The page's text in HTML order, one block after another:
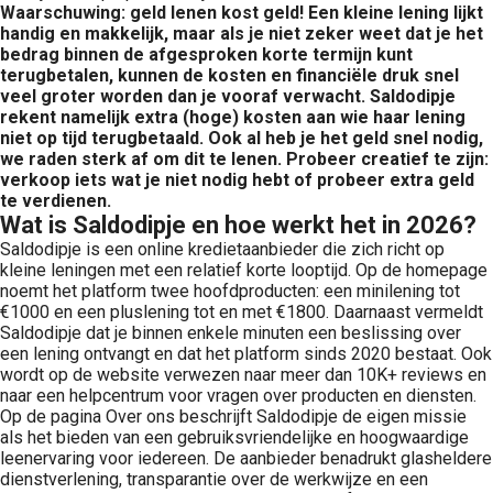
Waarschuwing: geld lenen kost geld! Een kleine lening lijkt
handig en makkelijk, maar als je niet zeker weet dat je het
bedrag binnen de afgesproken korte termijn kunt
terugbetalen, kunnen de kosten en financiële druk snel
veel groter worden dan je vooraf verwacht. Saldodipje
rekent namelijk extra (hoge) kosten aan wie haar lening
niet op tijd terugbetaald. Ook al heb je het geld snel nodig,
we raden sterk af om dit te lenen. Probeer creatief te zijn:
verkoop iets wat je niet nodig hebt of probeer extra geld
te verdienen.
Wat is Saldodipje en hoe werkt het in 2026?
Saldodipje is een online kredietaanbieder die zich richt op
kleine leningen met een relatief korte looptijd. Op de homepage
noemt het platform twee hoofdproducten: een minilening tot
€1000 en een pluslening tot en met €1800. Daarnaast vermeldt
Saldodipje dat je binnen enkele minuten een beslissing over
een lening ontvangt en dat het platform sinds 2020 bestaat. Ook
wordt op de website verwezen naar meer dan 10K+ reviews en
naar een helpcentrum voor vragen over producten en diensten.
Op de pagina Over ons beschrijft Saldodipje de eigen missie
als het bieden van een gebruiksvriendelijke en hoogwaardige
leenervaring voor iedereen. De aanbieder benadrukt glasheldere
dienstverlening, transparantie over de werkwijze en een